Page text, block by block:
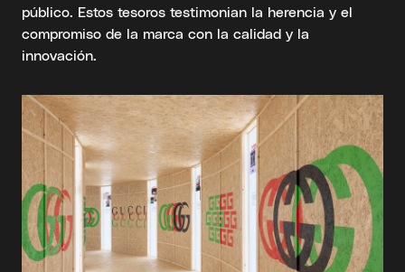
público. Estos tesoros testimonian la herencia y el
compromiso de la marca con la calidad y la
innovación.